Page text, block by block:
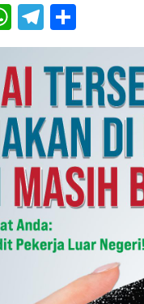
WhatsApp
Telegram